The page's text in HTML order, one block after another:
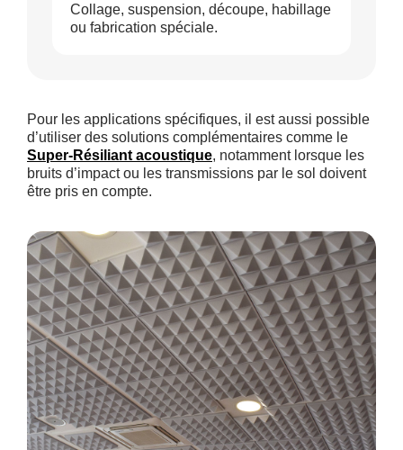
Collage, suspension, découpe, habillage
ou fabrication spéciale.
Pour les applications spécifiques, il est aussi possible
d’utiliser des solutions complémentaires comme le
Super-Résiliant acoustique, notamment lorsque les
bruits d’impact ou les transmissions par le sol doivent
être pris en compte.